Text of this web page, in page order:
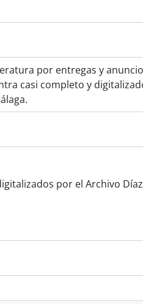
por entregas y
casi completo y
por el Archivo